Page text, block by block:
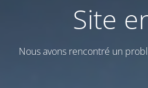
Site
Nous avons rencontré un